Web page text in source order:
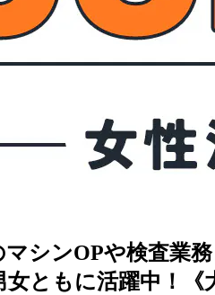
マシンOPや検査業
ともに活躍中！《